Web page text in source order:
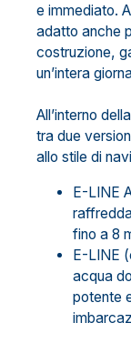
e immediato.
adatto anche
costruzione,
un’intera
All’interno
tra due
allo stile di
E-LINE
fino a 8
E-LINE
acqua
potente